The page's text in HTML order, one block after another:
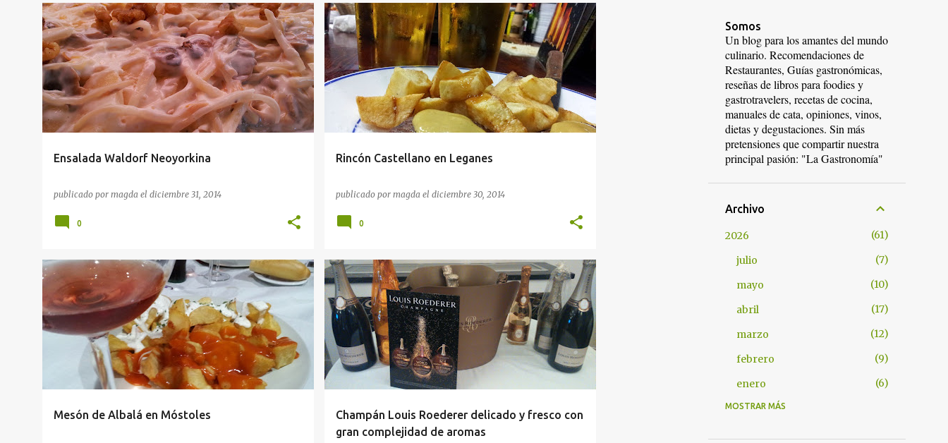
E
n
t
r
a
d
Ensalada Waldorf Neoyorkina
publicado por magda el diciembre 31, 2014
ENSALADAS RECETAS
0
Rincón Castellano en Leganes
publicado por magda el diciembre 30, 2014
RESTAURANTES RESTAURANTES EN MADRID
0
Mesón de Albalá en Móstoles
RESTAURANTES RESTAURANTES EN MADRID
Champán Louis Roederer delicado y fresco con
gran complejidad de aromas
CATA DE VINOS
Somos
Un blog para los amantes del mundo
culinario. Recomendaciones de
Restaurantes, Guías gastronómicas,
reseñas de libros para foodies y
gastrotravelers, recetas de cocina,
manuales de cata, opiniones, vinos,
dietas y degustaciones. Sin más
pretensiones que compartir nuestra
principal pasión: "La Gastronomía"
Archivo
2026
61
julio
7
mayo
10
abril
17
marzo
12
febrero
9
enero
6
2025
MOSTRAR MÁS